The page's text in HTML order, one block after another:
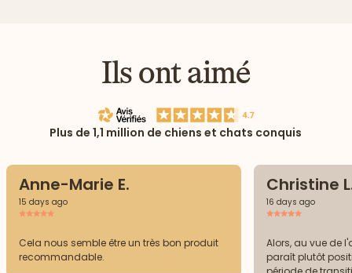
Ils ont aimé
Plus de 1,1 million de chiens et chats conquis
Anne-Marie E.
15 days ago
Cela nous semble être un très bon produit
recommandable.
Christine
16 days ago
Alors, au vue de
paraît plutôt positif. Mais, je suis